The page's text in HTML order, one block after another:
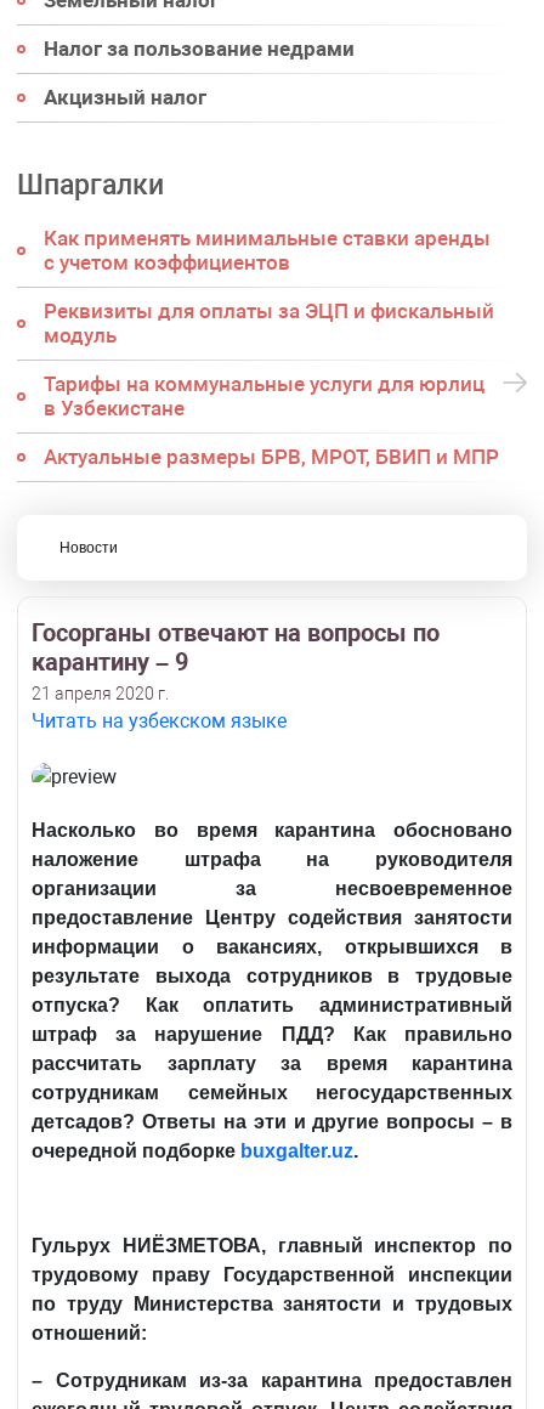
Налог за пользование недрами
Акцизный налог
Шпаргалки
Как применять минимальные ставки аренды
с учетом коэффициентов
Реквизиты для оплаты за ЭЦП и фискальный
модуль
Тарифы на коммунальные услуги для юрлиц
в Узбекистане
Актуальные размеры БРВ, МРОТ, БВИП и МПР
Новости
Госорганы отвечают на вопросы по
карантину – 9
21 апреля 2020 г.
Читать на узбекском языке
Насколько во время карантина обосновано
наложение штрафа на руководителя
организации за несвоевременное
предоставление Центру содействия занятости
информации о вакансиях, открывшихся в
результате выхода сотрудников в трудовые
отпуска? Как оплатить административный
штраф за нарушение ПДД? Как правильно
рассчитать зарплату за время карантина
сотрудникам семейных негосударственных
детсадов? Ответы на эти и другие вопросы – в
очередной подборке buxgalter.uz.
Гульрух НИЁЗМЕТОВА, главный инспектор по
трудовому праву Государственной инспекции
по труду Министерства занятости и трудовых
отношений:
– Сотрудникам из-за карантина предоставлен